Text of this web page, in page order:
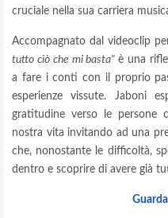
cruciale nella sua carriera
Accompagnato dal videoclip
tutto ciò che mi basta"è una
a fare i conti con il proprio
esperienze vissute. Jaboni
gratitudine verso le persone
nostra vita invitando ad una
che, nonostante le difficoltà,
dentro e scoprire di avere già